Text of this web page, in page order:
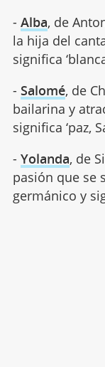
- Alba, de
la hija del
significa
- Salomé, de
bailarina y
significa ‘paz,
- Yolanda, de
pasión que se
germánico y